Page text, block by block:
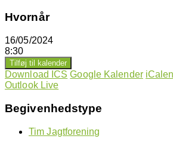
Hvornår
16/05/2024
8:30
Tilføj til kalender
Download ICS Google Kalender
Outlook Live
Begivenhedstype
Tim Jagtforening